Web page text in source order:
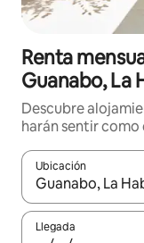
Renta
Guanabo, La
Descubre
harán sentir como
Ubicación
Cuando los
Llegada